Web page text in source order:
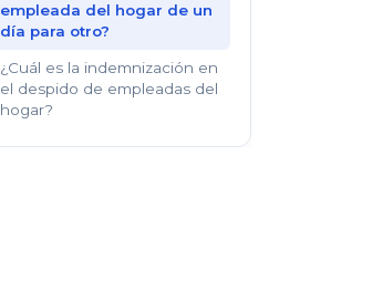
empleada del hogar de un
día para otro?
¿Cuál es la indemnización en
el despido de empleadas del
hogar?